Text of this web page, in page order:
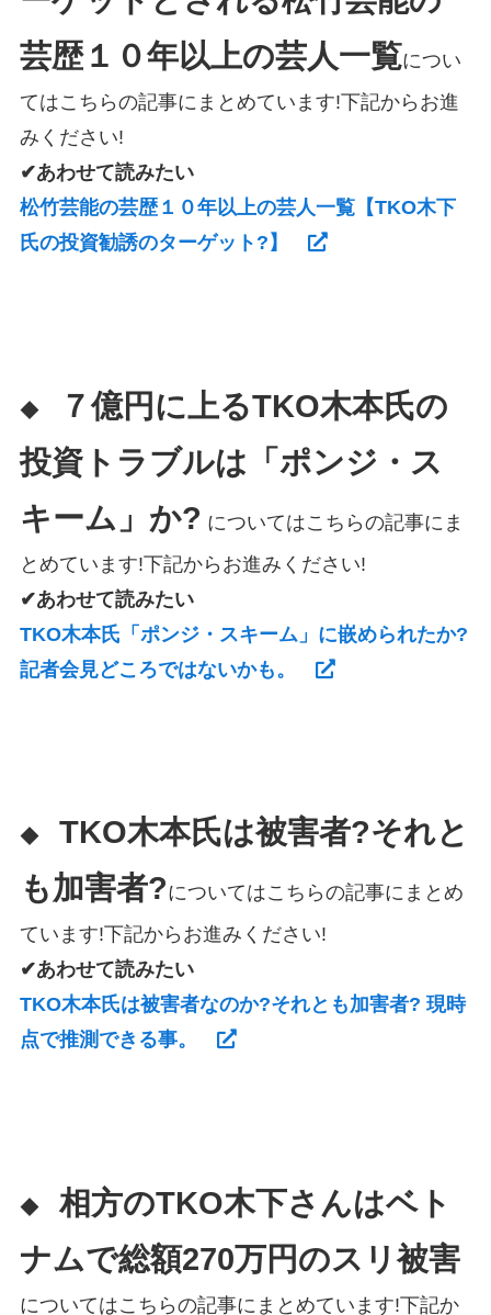
芸歴１０年以上の芸人一覧につい
てはこちらの記事にまとめています!下記からお進
みください!
✔あわせて読みたい
松竹芸能の芸歴１０年以上の芸人一覧【TKO木下
氏の投資勧誘のターゲット?】
◆
７億円に上るTKO木本氏の
投資トラブルは「ポンジ・ス
キーム」か? についてはこちらの記事にま
とめています!下記からお進みください!
✔あわせて読みたい
TKO木本氏「ポンジ・スキーム」に嵌められたか?
記者会見どころではないかも。
◆ TKO木本氏は被害者?それと
も加害者?についてはこちらの記事にまとめ
ています!下記からお進みください!
✔あわせて読みたい
TKO木本氏は被害者なのか?それとも加害者? 現時
点で推測できる事。
◆ 相方のTKO木下さんはベト
ナムで総額270万円のスリ被害
についてはこちらの記事にまとめています!下記か